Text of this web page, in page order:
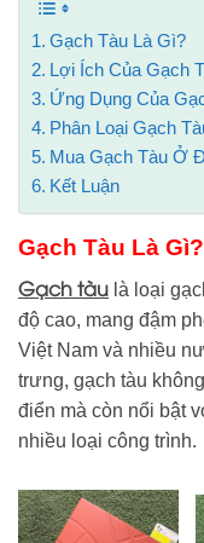
Gạch Tàu Là Gì?
Lợi Ích Của Gạch
Ứng Dụng Của
Phân Loại Gạch
Mua Gạch Tàu Ở
Kết Luận
Gạch Tàu Là Gì?
Gạch tàu là loại
độ cao, mang đậm
Việt Nam và nhiều
trưng, gạch tàu
điển mà còn nổi bật
nhiều loại công trình.